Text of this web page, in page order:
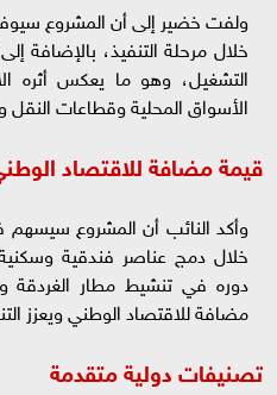
ولفت خضير إلى أن المشروع
خلال مرحلة التنفيذ، بالإضافة إلى
التشغيل، وهو ما يعكس أثره
الأسواق المحلية وقطاعات النقل
قيمة مضافة للاقتصاد
وأكد النائب أن المشروع سيسهم
خلال دمج عناصر فندقية
دوره في تنشيط مطار الغردقة
مضافة للاقتصاد الوطني ويعزز
تصنيفات دولية متقدمة